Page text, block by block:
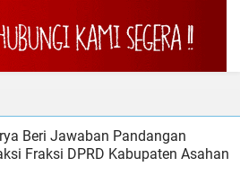
Beri Jawaban Pandangan
Fraksi DPRD Kabupaten Asahan